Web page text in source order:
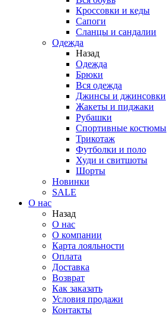
Кроссовки и кеды
Сапоги
Сланцы и сандалии
Одежда
Назад
Одежда
Брюки
Вся одежда
Джинсы и джинсовки
Жакеты и пиджаки
Рубашки
Спортивные костюмы
Трикотаж
Футболки и поло
Худи и свитшоты
Шорты
Новинки
SALE
О нас
Назад
О нас
О компании
Карта лояльности
Оплата
Доставка
Возврат
Как заказать
Условия продажи
Контакты